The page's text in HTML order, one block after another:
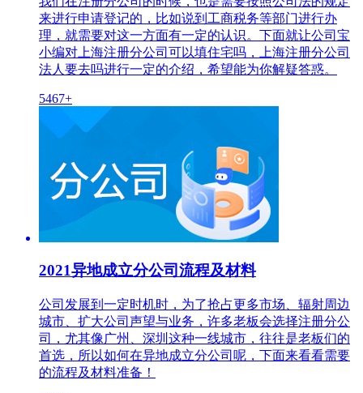
来进行申请登记的，比如说到工商税务等部门进行办
理，就需要对这一方面有一定的认识。下面就让公司宝
小编对上海注册分公司可以填住宅吗，上海注册分公司
法人要去吗进行一定的介绍，希望能为你解疑答惑。
5467+
2021异地成立分公司流程及材料
公司发展到一定时机时，为了抢占更多市场、辐射周边
城市、扩大公司声望与业务，许多老板会选择注册分公
司，尤其像广州、深圳这种一线城市，往往是老板们的
首选，所以如何在异地成立分公司呢，下面来看看需要
的流程及材料准备！